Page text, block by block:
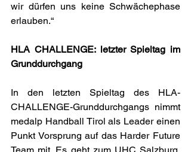
wir dürfen uns keine Schwächephase
erlauben.“
HLA CHALLENGE: letzter Spieltag im
Grunddurchgang
In den letzten Spieltag des HLA-
CHALLENGE-Grunddurchgangs nimmt
medalp Handball Tirol als Leader einen
Punkt Vorsprung auf das Harder Future